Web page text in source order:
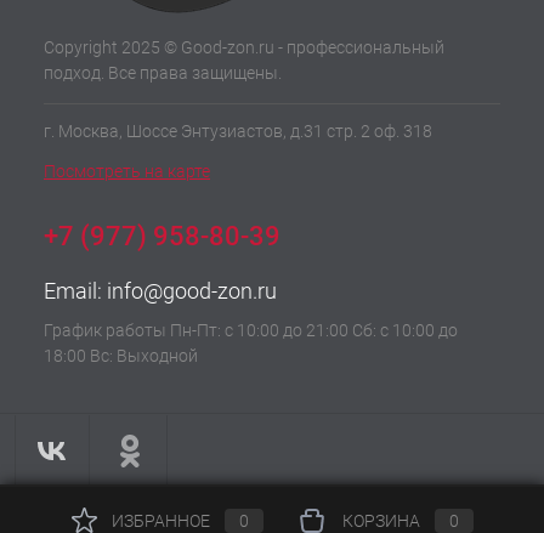
Copyright 2025 © Good-zon.ru - профессиональный
подход. Все права защищены.
г. Москва, Шоссе Энтузиастов, д.31 стр. 2 оф. 318
Посмотреть на карте
+7 (977) 958-80-39
Email: info@good-zon.ru
График работы Пн-Пт: с 10:00 до 21:00 Сб: с 10:00 до
18:00 Вс: Выходной
ИЗБРАННОЕ 0 КОРЗИНА 0